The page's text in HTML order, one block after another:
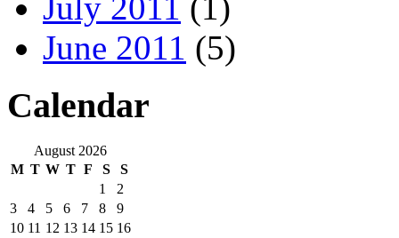
July 2011 (1)
June 2011 (5)
Calendar
August 2026
M T W T F S
S
1
2
3
4 5 6 7 8
9
10 11 12 13 14 15 16